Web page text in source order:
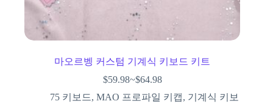
마오르벵 커스텀 기계식 키보드 키트
$59.98~$64.98
75 키보드,MAO 프로파일 키캡, 기계식 키보